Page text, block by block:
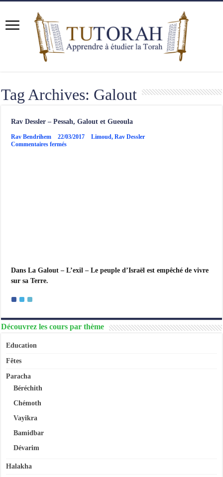
Tag Archives: Galout
Rav Dessler – Pessah, Galout et Gueoula
Rav Bendrihem 22/03/2017 Limoud,Rav Dessler
Commentaires ferméssur
Dans La Galout – L’exil – Le peuple d’Israël est empêché de vivre
sur sa Terre.
Découvrez les cours par thème
Education
Fêtes
Paracha
Béréchith
Chémoth
Vayikra
Bamidbar
Dévarim
Halakha